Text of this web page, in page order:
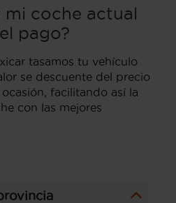
mi coche actual
pago?
tasamos tu vehículo
se descuente del precio
facilitando así la
con las mejores